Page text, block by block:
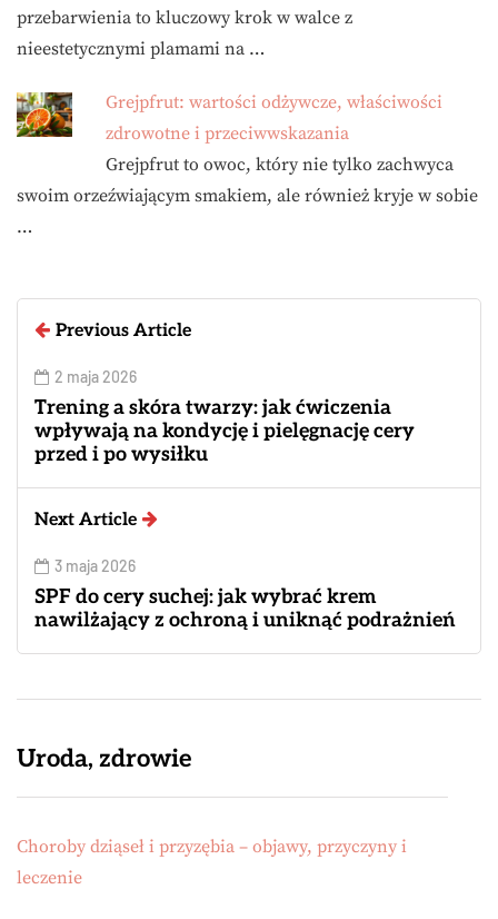
przebarwienia to kluczowy krok w walce z
nieestetycznymi plamami na …
Grejpfrut: wartości odżywcze, właściwości
zdrowotne i przeciwwskazania
Grejpfrut to owoc, który nie tylko zachwyca
swoim orzeźwiającym smakiem, ale również kryje w sobie
…
Previous Article
2 maja 2026
Trening a skóra twarzy: jak ćwiczenia
wpływają na kondycję i pielęgnację cery
przed i po wysiłku
Next Article
3 maja 2026
SPF do cery suchej: jak wybrać krem
nawilżający z ochroną i uniknąć podrażnień
Uroda, zdrowie
Choroby dziąseł i przyzębia – objawy, przyczyny i
leczenie